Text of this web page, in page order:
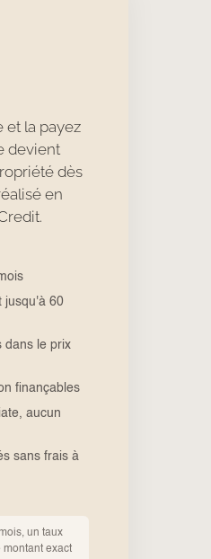
et la payez
devient
dès
en
jusqu'à 60
dans le prix
finançables
aucun
sans frais à
un taux
exact